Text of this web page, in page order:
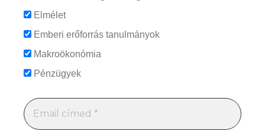
Elmélet
Emberi erőforrás tanulmányok
Makroökonómia
Pénzügyek